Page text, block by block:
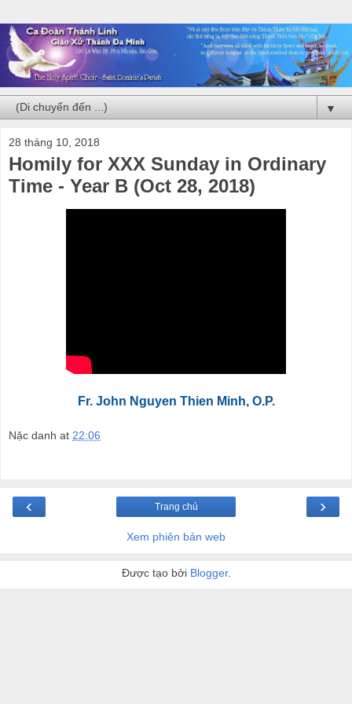
▼
28 tháng 10, 2018
Homily for XXX Sunday in Ordinary
Time - Year B (Oct 28, 2018)
Fr. John Nguyen Thien Minh, O.P.
Nặc danh at 22:06
‹ ›
Trang chủ
Xem phiên bản web
Được tạo bởi Blogger.